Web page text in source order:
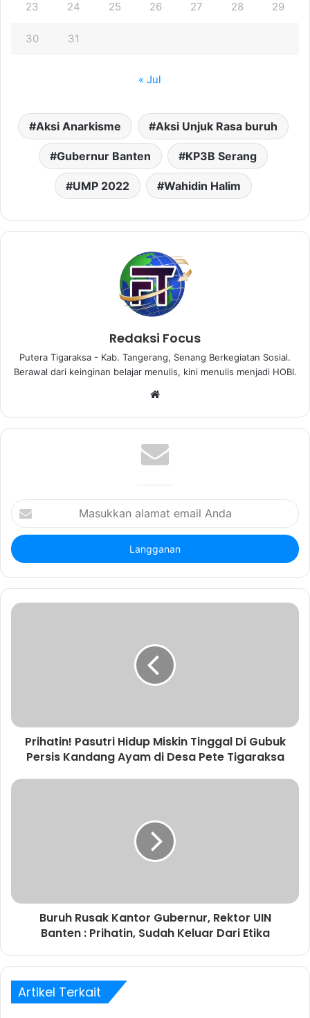
23 24 25 26 27 28 29
30 31
« Jul
Aksi Anarkisme Aksi Unjuk Rasa buruh
Gubernur Banten KP3B Serang
UMP 2022 Wahidin Halim
Redaksi Focus
Putera Tigaraksa - Kab. Tangerang, Senang Berkegiatan Sosial.
Berawal dari keinginan belajar menulis, kini menulis menjadi HOBI.
Website
Masukkan
alamat
email
Anda
Prihatin! Pasutri Hidup Miskin Tinggal Di Gubuk
Persis Kandang Ayam di Desa Pete Tigaraksa
Buruh Rusak Kantor Gubernur, Rektor UIN
Banten : Prihatin, Sudah Keluar Dari Etika
Artikel Terkait